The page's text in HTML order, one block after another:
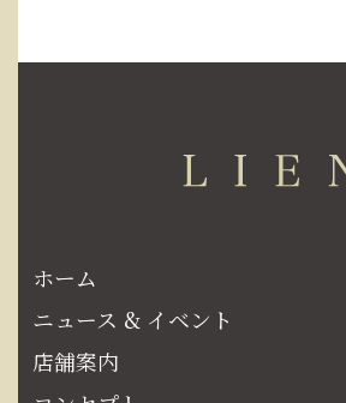
ホーム
ニュース & イベント
店舗案内